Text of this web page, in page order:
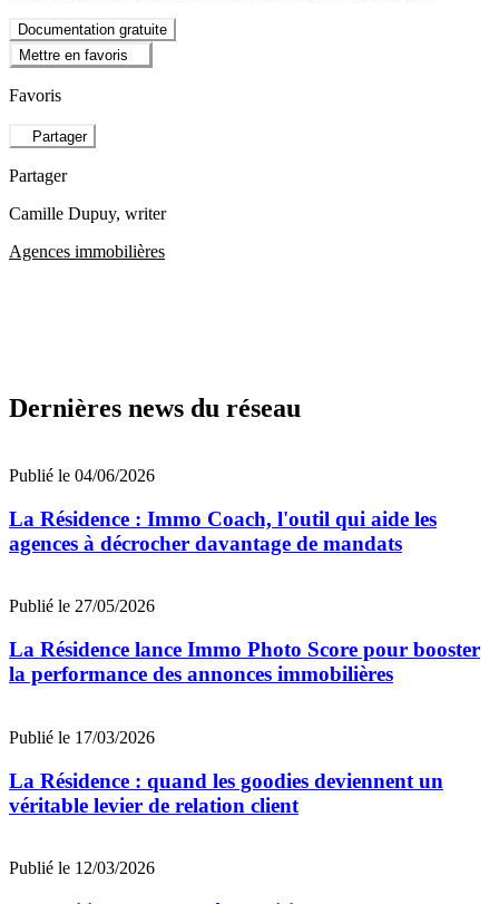
Documentation gratuite
Mettre en favoris
Favoris
Partager
Partager
Camille Dupuy, writer
Agences immobilières
Dernières news du réseau
Publié le 04/06/2026
La Résidence : Immo Coach, l'outil qui aide les
agences à décrocher davantage de mandats
Publié le 27/05/2026
La Résidence lance Immo Photo Score pour booster
la performance des annonces immobilières
Publié le 17/03/2026
La Résidence : quand les goodies deviennent un
véritable levier de relation client
Publié le 12/03/2026